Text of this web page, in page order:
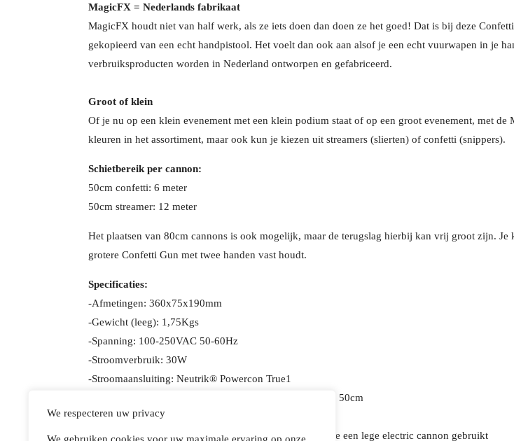
We respecteren uw privacy
MagicFX = Nederlands fabrikaat
MagicFX houdt niet van half werk, als ze iets doen dan doen ze het goed! Dat is bij deze
gekopieerd van een echt handpistool. Het voelt dan ook aan alsof je een echt vuurwapen in je
verbruiksproducten worden in Nederland ontworpen en gefabriceerd.
Groot of klein
Of je nu op een klein evenement met een klein podium staat of op een groot evenement, met
kleuren in het assortiment, maar ook kun je kiezen uit streamers (slierten) of confetti (snippers).
Schietbereik per cannon:
50cm confetti: 6 meter
50cm streamer: 12 meter
Het plaatsen van 80cm cannons is ook mogelijk, maar de terugslag hierbij kan vrij groot zijn.
grotere Confetti Gun met twee handen vast houdt.
Specificaties:
-Afmetingen: 360x75x190mm
-Gewicht (leeg): 1,75Kgs
-Spanning: 100-250VAC 50-60Hz
-Stroomverbruik: 30W
-Stroomaansluiting: Neutrik® Powercon True1
-Geschikt voor Electric confetti en streamer cannons van 50cm
-Bereik: confetti: 6m, streamers: 12m
-Ook geschikt voor het afschieten van T-shirts wanneer je een lege electric cannon gebruikt